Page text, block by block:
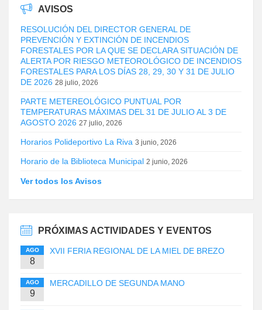
AVISOS
RESOLUCIÓN DEL DIRECTOR GENERAL DE
PREVENCIÓN Y EXTINCIÓN DE INCENDIOS
FORESTALES POR LA QUE SE DECLARA SITUACIÓN DE
ALERTA POR RIESGO METEOROLÓGICO DE INCENDIOS
FORESTALES PARA LOS DÍAS 28, 29, 30 Y 31 DE JULIO
DE 2026 28 julio, 2026
PARTE METEREOLÓGICO PUNTUAL POR
TEMPERATURAS MÁXIMAS DEL 31 DE JULIO AL 3 DE
AGOSTO 2026 27 julio, 2026
Horarios Polideportivo La Riva 3 junio, 2026
Horario de la Biblioteca Municipal 2 junio, 2026
Ver todos los Avisos
PRÓXIMAS ACTIVIDADES Y EVENTOS
AGO
8
XVII FERIA REGIONAL DE LA MIEL DE BREZO
AGO
9
MERCADILLO DE SEGUNDA MANO